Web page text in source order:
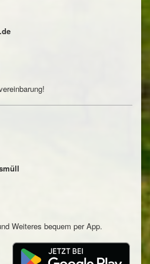
Weiteres bequem per App.